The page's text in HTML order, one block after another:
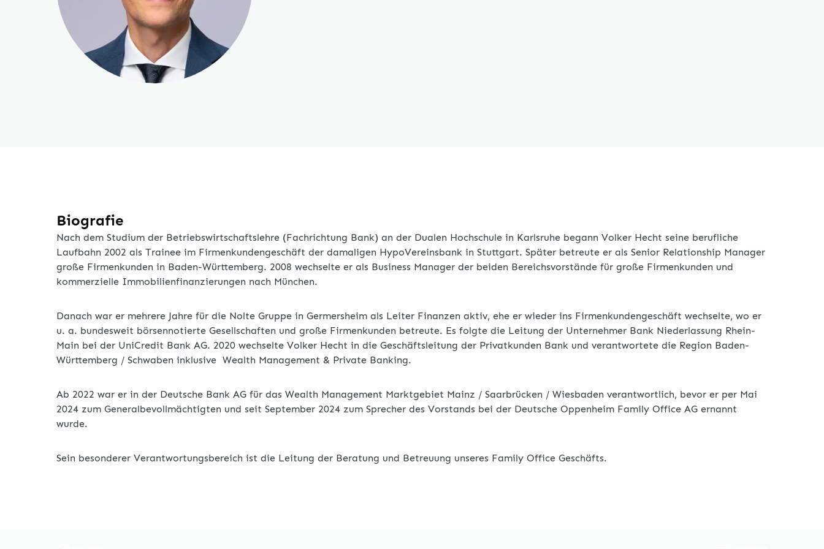
Biografie
Nach dem Studium der Betriebswirtschaftslehre (Fachrichtung Bank) an der Dualen Hochschule in Karlsruhe begann Volker Hecht seine berufliche
Laufbahn 2002 als Trainee im Firmenkundengeschäft der damaligen HypoVereinsbank in Stuttgart. Später betreute er als Senior Relationship Manager
große Firmenkunden in Baden-Württemberg. 2008 wechselte er als Business Manager der beiden Bereichsvorstände für große Firmenkunden und
kommerzielle Immobilienfinanzierungen nach München.
Danach war er mehrere Jahre für die Nolte Gruppe in Germersheim als Leiter Finanzen aktiv, ehe er wieder ins Firmenkundengeschäft wechselte, wo er
u. a. bundesweit börsennotierte Gesellschaften und große Firmenkunden betreute. Es folgte die Leitung der Unternehmer Bank Niederlassung Rhein-
Main bei der UniCredit Bank AG. 2020 wechselte Volker Hecht in die Geschäftsleitung der Privatkunden Bank und verantwortete die Region Baden-
Württemberg / Schwaben inklusive Wealth Management & Private Banking.
Ab 2022 war er in der Deutsche Bank AG für das Wealth Management Marktgebiet Mainz / Saarbrücken / Wiesbaden verantwortlich, bevor er per Mai
2024 zum Generalbevollmächtigten und seit September 2024 zum Sprecher des Vorstands bei der Deutsche Oppenheim Family Office AG ernannt
wurde.
Sein besonderer Verantwortungsbereich ist die Leitung der Beratung und Betreuung unseres Family Office Geschäfts.